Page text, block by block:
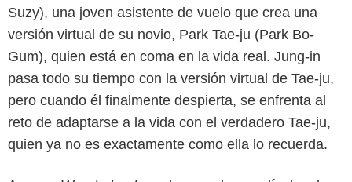
Suzy), una joven asistente de vuelo que crea una
versión virtual de su novio, Park Tae-ju (Park Bo-
Gum), quien está en coma en la vida real. Jung-in
pasa todo su tiempo con la versión virtual de Tae-ju,
pero cuando él finalmente despierta, se enfrenta al
reto de adaptarse a la vida con el verdadero Tae-ju,
quien ya no es exactamente como ella lo recuerda.